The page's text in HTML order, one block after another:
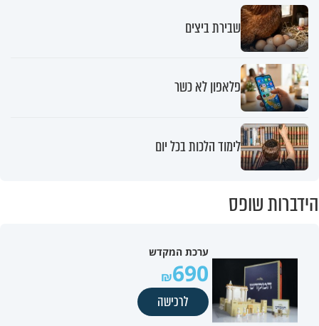
שבירת ביצים
פלאפון לא כשר
לימוד הלכות בכל יום
הידברות שופס
ערכת המקדש
690
לרכישה